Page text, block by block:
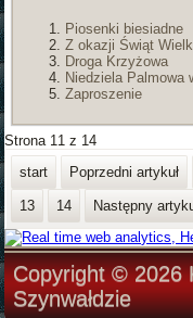
Piosenki biesiadne
Z okazji Świąt
Droga Krzyżowa
Niedziela Palmowa
Zaproszenie
Strona 11 z 14
start
Poprzedni artykuł
13 14 Następny
Copyright © 2026
Szynwałdzie